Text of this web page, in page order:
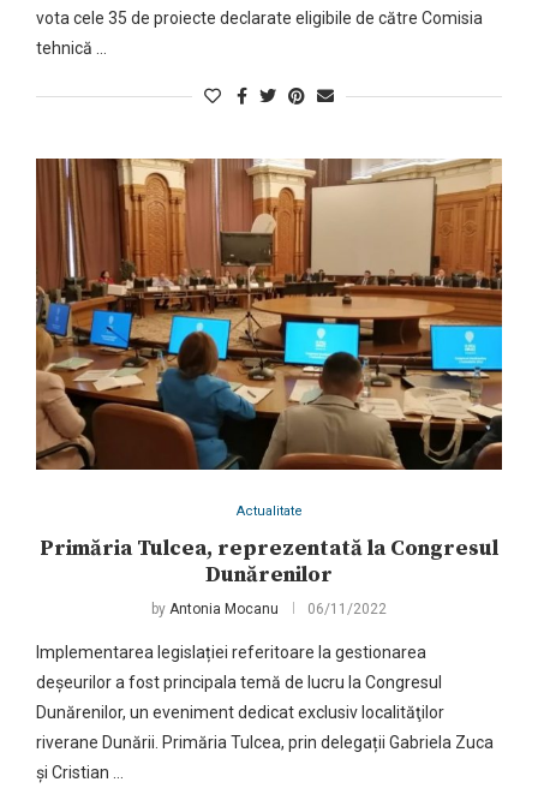
vota cele 35 de proiecte declarate eligibile de către Comisia
tehnică …
Actualitate
Primăria Tulcea, reprezentată la Congresul
Dunărenilor
by Antonia Mocanu 06/11/2022
Implementarea legislației referitoare la gestionarea
deșeurilor a fost principala temă de lucru la Congresul
Dunărenilor, un eveniment dedicat exclusiv localităţilor
riverane Dunării. Primăria Tulcea, prin delegații Gabriela Zuca
și Cristian …